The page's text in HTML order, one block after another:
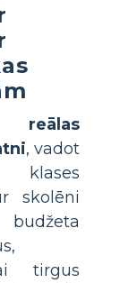
, vadot
skolēni
tirgus